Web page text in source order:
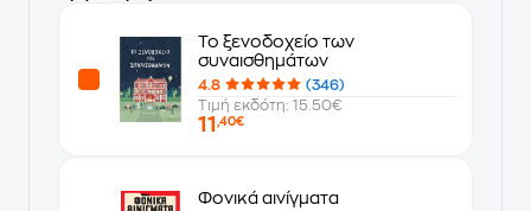
Το ξενοδοχείο των
συναισθημάτων
4.8
(346)
Τιμή εκδότη: 15.50€
11 ,40€
Φονικά αινίγματα